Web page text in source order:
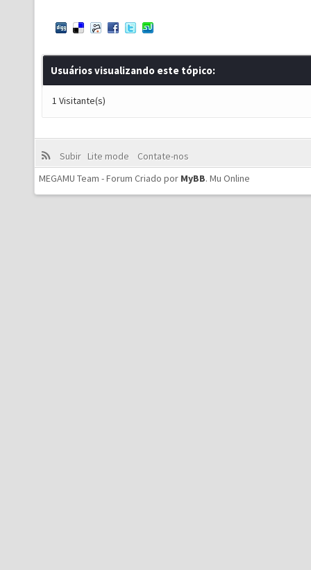
Usuários visualizando este tópico:
1 Visitante(s)
Subir Lite mode
Contate-nos
MEGAMU Team - Forum Criado por MyBB. Mu Online